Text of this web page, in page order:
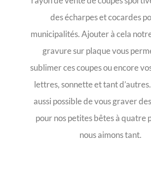
des écharpes et cocardes
municipalités. Ajouter à cela
gravure sur plaque vous
sublimer ces coupes ou encore
lettres, sonnette et tant
aussi possible de vous graver
pour nos petites bêtes à quatre
nous aimons tant.